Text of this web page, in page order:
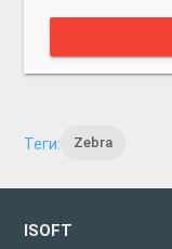
Теги: Zebra
ISOFT